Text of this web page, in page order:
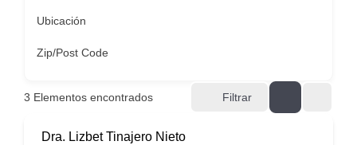
Ubicación
Zip/Post Code
3 Elementos encontrados Filtrar
Dra. Lizbet Tinajero Nieto